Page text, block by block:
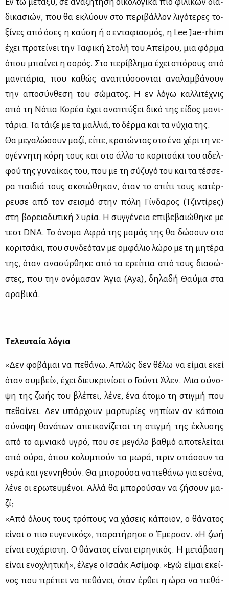
δι­κα­σιών, που θα εκλύ­ουν στο πε­ρι­βάλ­λον λι­γό­τε­ρες το­
ξί­νες από όσες η καύ­ση ή ο εντα­φια­σμός, η Lee Jae-rhim
έχει προ­τεί­νει την Τα­φι­κή Στο­λή του Απεί­ρου, μια φόρ­μα
όπου μπαί­νει η σο­ρός. Στο πε­ρί­βλη­μα έχει σπό­ρους από
μα­νι­τά­ρια, που κα­θώς ανα­πτύσ­σο­νται ανα­λαμ­βά­νουν
την απο­σύν­θε­ση του σώ­μα­τος. Η εν λό­γω καλ­λι­τέ­χνις
από τη Νό­τια Κο­ρέα έχει ανα­πτύ­ξει δι­κό της εί­δος μα­νι­
τά­ρια. Τα τάι­ζε με τα μαλ­λιά, το δέρ­μα και τα νύ­χια της.
Θα με­γα­λώ­σουν μα­ζί, εί­πε, κρα­τώ­ντας στο ένα χέ­ρι τη νε­
ο­γέν­νη­τη κό­ρη τους και στο άλ­λο το κο­ρι­τσά­κι του αδελ­
φού της γυ­ναί­κας του, που με τη σύ­ζυ­γό του και τα τέσ­σε­
ρα παι­διά τους σκο­τώ­θη­καν, όταν το σπί­τι τους κα­τέρ­
ρευ­σε από τον σει­σμό στην πό­λη Γίν­δα­ρος (Τζι­ντί­ρες)
στη βο­ρειο­δυ­τι­κή Συ­ρία. Η συγ­γέ­νεια επι­βε­βαιώ­θη­κε με
τεστ DNA. Το όνο­μα Αφρά της μα­μάς της θα δώ­σουν στο
κο­ρι­τσά­κι, που συν­δε­ό­ταν με ομ­φά­λιο λώ­ρο με τη μη­τέ­ρα
της, όταν ανα­σύρ­θη­κε από τα ερεί­πια από τους δια­σώ­
στες, που την ονό­μα­σαν Άγια (Aya), δη­λα­δή Θαύ­μα στα
αρα­βι­κά.
Τε­λευ­ταία λό­για
«Δεν φο­βά­μαι να πε­θά­νω. Απλώς δεν θέ­λω να εί­μαι εκεί
όταν συμ­βεί», έχει διευ­κρι­νί­σει ο Γού­ντι Άλεν. Μια σύ­νο­
ψη της ζω­ής του βλέ­πει, λέ­νε, ένα άτο­μο τη στιγ­μή που
πε­θαί­νει. Δεν υπάρ­χουν μαρ­τυ­ρί­ες νη­πί­ων αν κά­ποια
σύ­νο­ψη θα­νά­των απει­κο­νί­ζε­ται τη στιγ­μή της έκλυ­σης
από το αμνια­κό υγρό, που σε με­γά­λο βαθ­μό απο­τε­λεί­ται
από ού­ρα, όπου κο­λυ­μπούν τα μω­ρά, πριν σπά­σουν τα
νε­ρά και γεν­νη­θούν. Θα μπο­ρού­σα να πε­θά­νω για εσέ­να,
λέ­νε οι ερω­τευ­μέ­νοι. Αλ­λά θα μπο­ρού­σαν να ζή­σουν μα­
ζί;
«Από όλους τους τρό­πους να χά­σεις κά­ποιον, ο θά­να­τος
εί­ναι ο πιο ευ­γε­νι­κός», πα­ρα­τή­ρη­σε ο Έμερ­σον. «Η ζωή
εί­ναι ευ­χά­ρι­στη. Ο θά­να­τος εί­ναι ει­ρη­νι­κός. Η με­τά­βα­ση
εί­ναι ενο­χλη­τι­κή», έλε­γε ο Ισα­άκ Ασί­μοφ. «Εγώ εί­μαι εκεί­
νος που πρέ­πει να πε­θά­νει, όταν έρ­θει η ώρα να πε­θά­